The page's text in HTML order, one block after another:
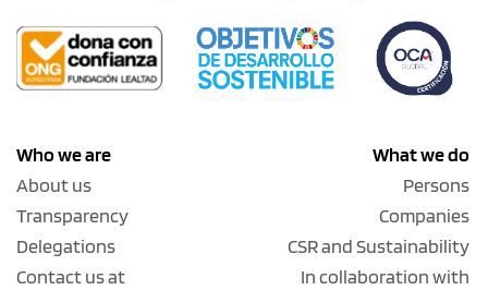
Who we are
About us
Transparency
Delegations
Contact us at
What we do
Persons
Companies
CSR and Sustainability
In collaboration with